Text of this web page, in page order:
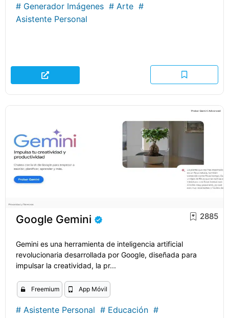
# Generador Imágenes # Arte #
Asistente Personal
Google Gemini 2885
Gemini es una herramienta de inteligencia artificial
revolucionaria desarrollada por Google, diseñada para
impulsar la creatividad, la pr...
Freemium App Móvil
# Asistente Personal # Educación #